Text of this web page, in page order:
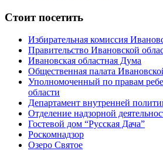
Стоит посетить
Избирательная комиссия
Правительство Ивановской
Ивановская областная Дума
Общественная палата
Уполномоченный по правам
области
Департамент внутренней
Отделение надзорной
Гостевой дом “Русская Дача”
Роскомнадзор
Озеро Святое